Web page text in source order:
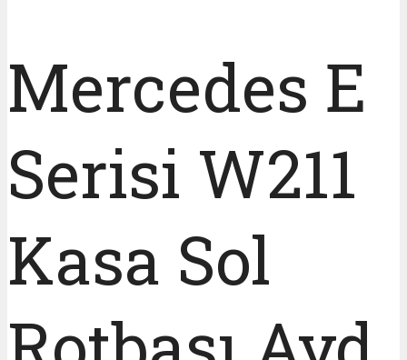
Mercedes E
Serisi W211
Kasa Sol